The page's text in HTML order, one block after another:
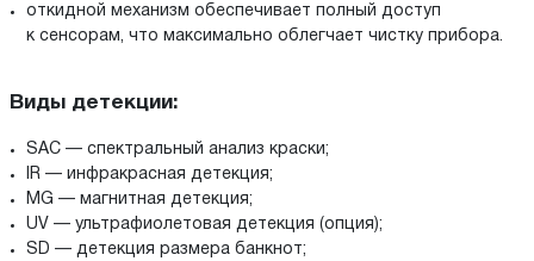
откидной механизм обеспечивает полный доступ
к сенсорам, что максимально облегчает чистку прибора.
Виды детекции:
SAC — спектральный анализ краски;
IR — инфракрасная детекция;
MG — магнитная детекция;
UV — ультрафиолетовая детекция (опция);
SD — детекция размера банкнот;